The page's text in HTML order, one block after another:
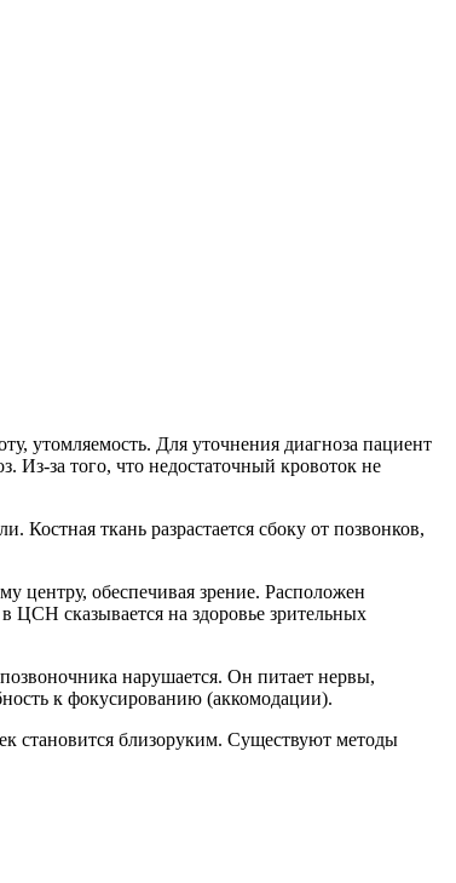
утомляемость. Для уточнения диагноза пациент
Из-за того, что недостаточный кровоток не
Костная ткань разрастается сбоку от позвонков,
центру, обеспечивая зрение. Расположен
ЦСН сказывается на здоровье зрительных
нарушается. Он питает нервы,
к фокусированию (аккомодации).
становится близоруким. Существуют методы